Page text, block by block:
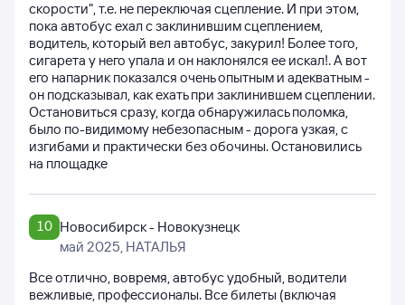
скорости", т.е. не переключая сцепление. И при этом,
пока автобус ехал с заклинившим сцеплением,
водитель, который вел автобус, закурил! Более того,
сигарета у него упала и он наклонялся ее искал!. А вот
его напарник показался очень опытным и адекватным -
он подсказывал, как ехать при заклинившем сцеплении.
Остановиться сразу, когда обнаружилась поломка,
было по-видимому небезопасным - дорога узкая, с
изгибами и практически без обочины. Остановились
на площадке
10 Новосибирск - Новокузнецк
май 2025, НАТАЛЬЯ
Все отлично, вовремя, автобус удобный, водители
вежливые, профессионалы. Все билеты (включая